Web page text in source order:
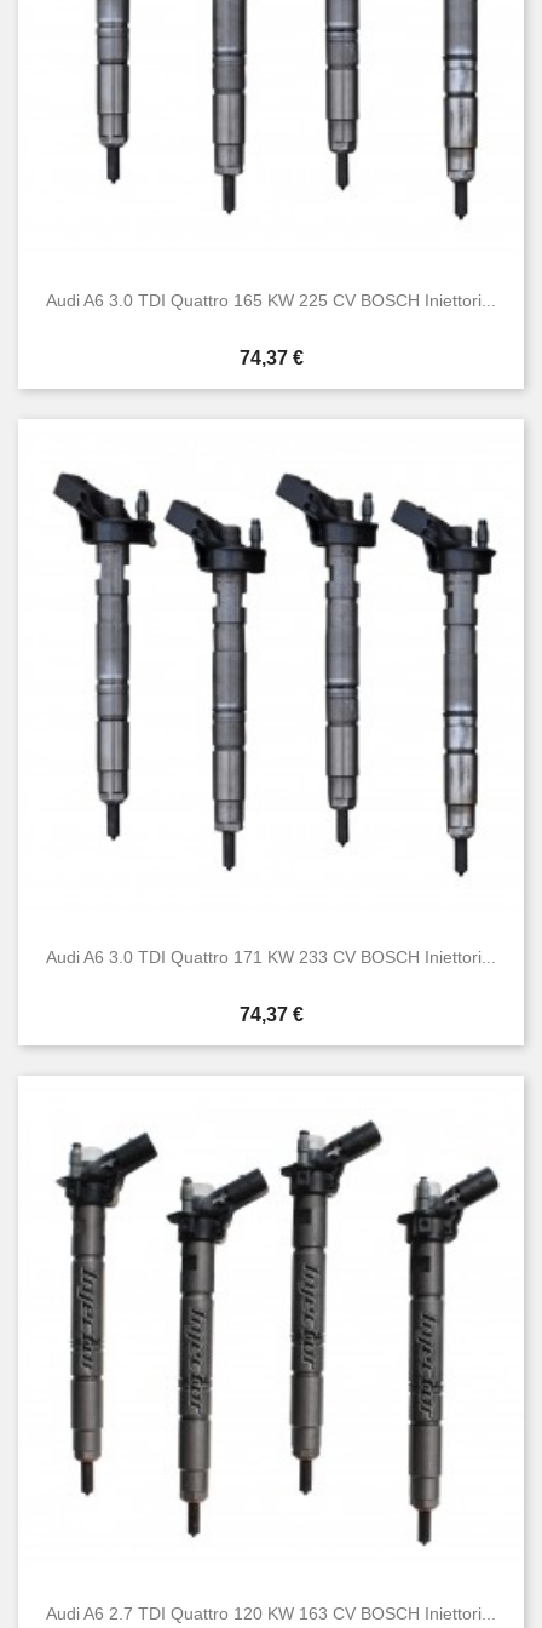
Audi A6 3.0 TDI Quattro 165 KW 225 CV BOSCH Iniettori...
Prezzo
74,37 €
Audi A6 3.0 TDI Quattro 171 KW 233 CV BOSCH Iniettori...
Prezzo
74,37 €
Audi A6 2.7 TDI Quattro 120 KW 163 CV BOSCH Iniettori...